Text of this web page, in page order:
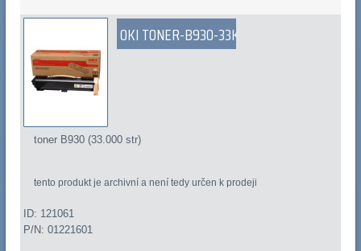
OKI TONER-B930-33K
toner B930 (33.000 str)
tento produkt je archivní a není tedy určen k prodeji
ID: 121061
P/N: 01221601